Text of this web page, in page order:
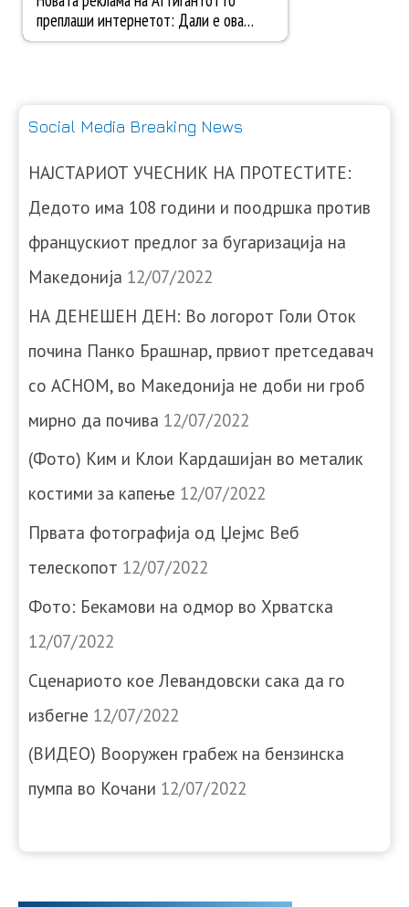
Social Media Breaking News
НАЈСТАРИОТ УЧЕСНИК НА ПРОТЕСТИТЕ:
Дедото има 108 години и поодршка против
францускиот предлог за бугаризација на
Македонија 12/07/2022
НА ДЕНЕШЕН ДЕН: Во логорот Голи Оток
почина Панко Брашнар, првиот претседавач
со АСНОМ, во Македонија не доби ни гроб
мирно да почива 12/07/2022
(Фото) Ким и Клои Кардашијан во металик
костими за капење 12/07/2022
Првата фотографија од Џејмс Веб
телескопот 12/07/2022
Фото: Бекамови на одмор во Хрватска
12/07/2022
Сценариото кое Левандовски сака да го
избегне 12/07/2022
(ВИДЕО) Вооружен грабеж на бензинска
пумпа во Кочани 12/07/2022